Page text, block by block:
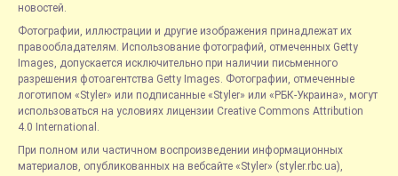
новостей.
Фотографии, иллюстрации и другие изображения принадлежат их
правообладателям. Использование фотографий, отмеченных Getty
Images, допускается исключительно при наличии письменного
разрешения фотоагентства Getty Images. Фотографии, отмеченные
логотипом «Styler» или подписанные «Styler» или «РБК-Украина», могут
использоваться на условиях лицензии Creative Commons Attribution
4.0 International.
При полном или частичном воспроизведении информационных
материалов, опубликованных на вебсайте «Styler» (styler.rbc.ua),